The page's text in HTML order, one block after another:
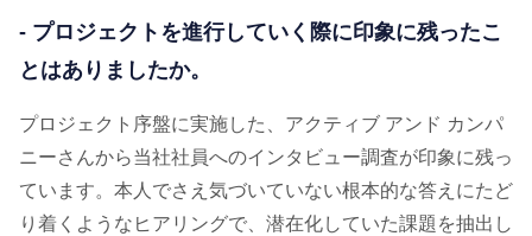
- プロジェクトを進行していく際に印象に残ったこ
とはありましたか。
プロジェクト序盤に実施した、アクティブ アンド カンパ
ニーさんから当社社員へのインタビュー調査が印象に残っ
ています。本人でさえ気づいていない根本的な答えにたど
り着くようなヒアリングで、潜在化していた課題を抽出し